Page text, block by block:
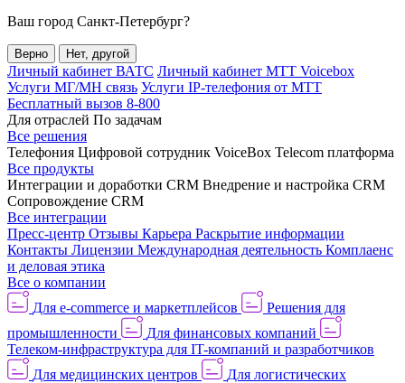
Ваш город Санкт-Петербург?
Верно Нет, другой
Личный кабинет ВАТС Личный кабинет МТТ Voicebox
Услуги МГ/МН связь Услуги IP-телефония от МТТ
Бесплатный вызов 8-800
Для отраслей По задачам
Все решения
Телефония Цифровой сотрудник VoiceBox Telecom платформа
Все продукты
Интеграции и доработки CRM Внедрение и настройка CRM
Сопровождение CRM
Все интеграции
Пресс-центр Отзывы Карьера Раскрытие информации
Контакты Лицензии Международная деятельность Комплаенс
и деловая этика
Все о компании
Для e-commerce и маркетплейсов
Решения для
промышленности
Для финансовых компаний
Телеком-инфраструктура для IT-компаний и разработчиков
Для медицинских центров
Для логистических